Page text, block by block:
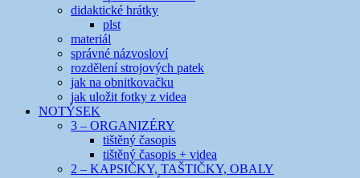
didaktické hrátky
plst
materiál
správné názvosloví
rozdělení strojových patek
jak na obnitkovačku
jak uložit fotky z videa
NOTÝSEK
3 – ORGANIZÉRY
tištěný časopis
tištěný časopis + videa
2 – KAPSIČKY, TAŠTIČKY, OBALY